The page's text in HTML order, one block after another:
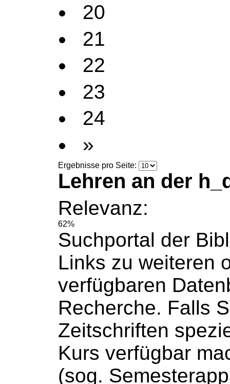
20
21
22
23
24
»
Ergebnisse pro Seite:
Lehren an der
Relevanz:
62%
Suchportal der
Links zu weiteren
verfügbaren
Recherche. Falls
Zeitschriften
Kurs verfügbar
(sog.